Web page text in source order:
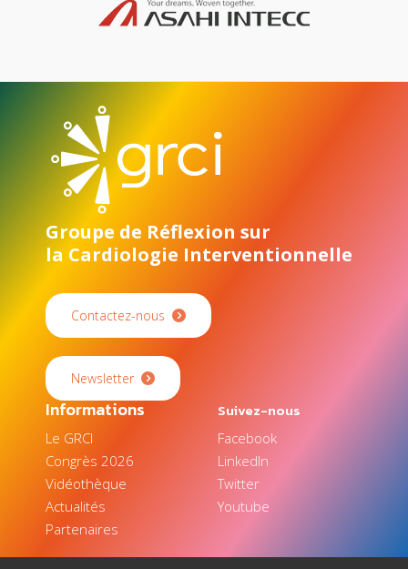
Groupe de Réflexion sur
la Cardiologie Interventionnelle
Contactez-nous
Newsletter
Informations
Le GRCI
Congrès 2026
Vidéothèque
Actualités
Partenaires
Suivez-nous
Facebook
LinkedIn
Twitter
Youtube